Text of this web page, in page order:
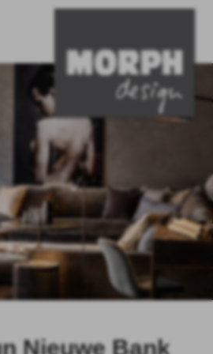
Nieuwe Bank